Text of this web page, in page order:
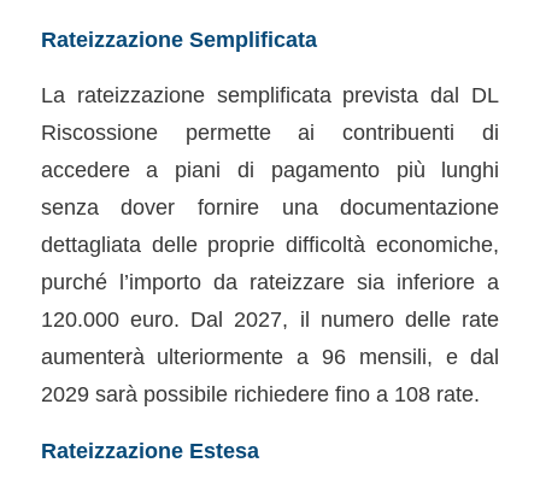
Rateizzazione Semplificata
La rateizzazione semplificata prevista dal DL
Riscossione permette ai contribuenti di
accedere a piani di pagamento più lunghi
senza dover fornire una documentazione
dettagliata delle proprie difficoltà economiche,
purché l’importo da rateizzare sia inferiore a
120.000 euro. Dal 2027, il numero delle rate
aumenterà ulteriormente a 96 mensili, e dal
2029 sarà possibile richiedere fino a 108 rate.
Rateizzazione Estesa